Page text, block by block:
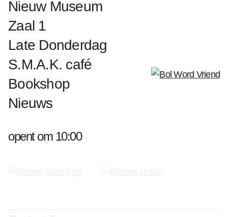
Nieuw Museum
Zaal 1
Late Donderdag
S.M.A.K. café
Bookshop
Nieuws
opent om 10:00